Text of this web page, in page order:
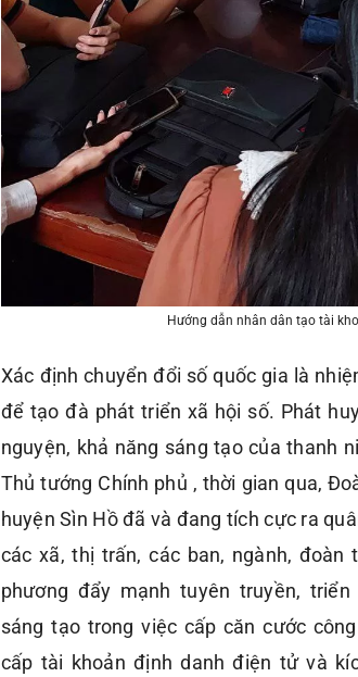
Hướng dẫn nhân dân tạo tài
Xác định chuyển đổi số quốc gia là
để tạo đà phát triển xã hội số. Phát
nguyện, khả năng sáng tạo của thanh
Thủ tướng Chính phủ , thời gian qua,
huyện Sìn Hồ đã và đang tích cực ra
các xã, thị trấn, các ban, ngành, đoàn
phương đẩy mạnh tuyên truyền,
sáng tạo trong việc cấp căn cước
cấp tài khoản định danh điện tử và